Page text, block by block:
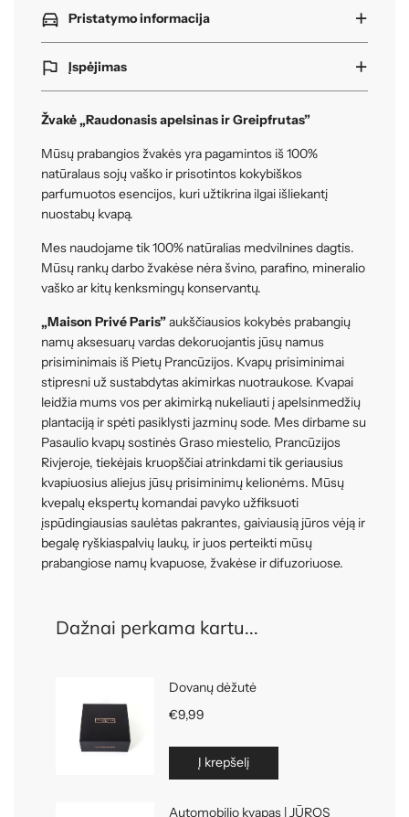
Pristatymo informacija
Įspėjimas
Žvakė „Raudonasis apelsinas ir Greipfrutas”
Mūsų prabangios žvakės yra pagamintos iš 100%
natūralaus sojų vaško ir prisotintos kokybiškos
parfumuotos esencijos, kuri užtikrina ilgai išliekantį
nuostabų kvapą.
Mes naudojame tik 100% natūralias medvilnines dagtis.
Mūsų rankų darbo žvakėse nėra švino, parafino, mineralio
vaško ar kitų kenksmingų konservantų.
„Maison Privé Paris”aukščiausios kokybės prabangių
namų aksesuarų vardas dekoruojantis jūsų namus
prisiminimais iš Pietų Prancūzijos. Kvapų prisiminimai
stipresni už sustabdytas akimirkas nuotraukose. Kvapai
leidžia mums vos per akimirką nukeliauti į apelsinmedžių
plantaciją ir spėti pasiklysti jazminų sode. Mes dirbame su
Pasaulio kvapų sostinės Graso miestelio, Prancūzijos
Rivjeroje, tiekėjais kruopščiai atrinkdami tik geriausius
kvapiuosius aliejus jūsų prisiminimų kelionėms. Mūsų
kvepalų ekspertų komandai pavyko užfiksuoti
įspūdingiausias saulėtas pakrantes, gaiviausią jūros vėją ir
begalę ryškiaspalvių laukų, ir juos perteikti mūsų
prabangiose namų kvapuose, žvakėse ir difuzoriuose.
Dažnai perkama kartu...